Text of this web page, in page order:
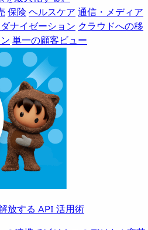
保険 ヘルスケア 通信・メディア
ナイゼーション クラウドへの移
単一の顧客ビュー
放する API 活用術